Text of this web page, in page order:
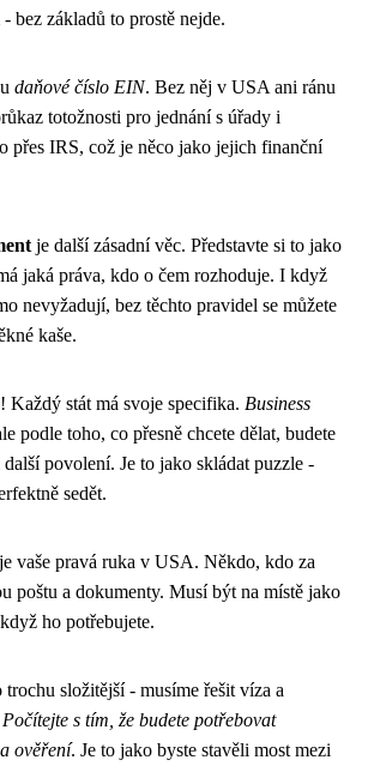
bez základů to prostě nejde.
daňové číslo EIN. Bez něj v USA ani ránu
totožnosti pro jednání s úřady i
přes IRS, což je něco jako jejich finanční
je další zásadní věc. Představte si to jako
jaká práva, kdo o čem rozhoduje. I když
nevyžadují, bez těchto pravidel se můžete
kaše.
Každý stát má svoje specifika. Business
podle toho, co přesně chcete dělat, budete
povolení. Je to jako skládat puzzle -
sedět.
je vaše pravá ruka v USA. Někdo, kdo za
poštu a dokumenty. Musí být na místě jako
ho potřebujete.
trochu složitější - musíme řešit víza a
Počítejte s tím, že budete potřebovat
ověření. Je to jako byste stavěli most mezi